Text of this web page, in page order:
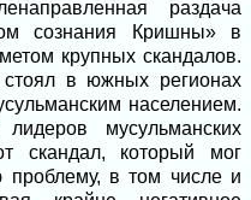
раздача
сознания Кришны» в
крупных скандалов.
в южных регионах
населением.
мусульманских
скандал, который мог
проблему, в том числе и